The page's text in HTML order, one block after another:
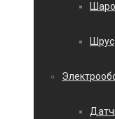
Шрус